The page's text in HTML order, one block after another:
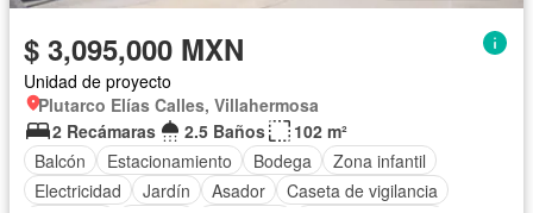
$ 3,095,000 MXN
Unidad de proyecto
Plutarco Elías Calles, Villahermosa
2 Recámaras
2.5 Baños
102 m²
Balcón
Estacionamiento Bodega
Zona infantil
Electricidad
Jardín Asador
Caseta de vigilancia